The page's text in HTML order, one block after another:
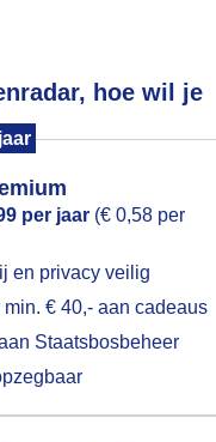
hoe wil je
per jaar (€ 0,58 per
en privacy veilig
€ 40,- aan cadeaus
Staatsbosbeheer
Lees meer.
Weerzine
gebruiken voor
weer?
geen akkoord op hebt
er zo een pop-up uit